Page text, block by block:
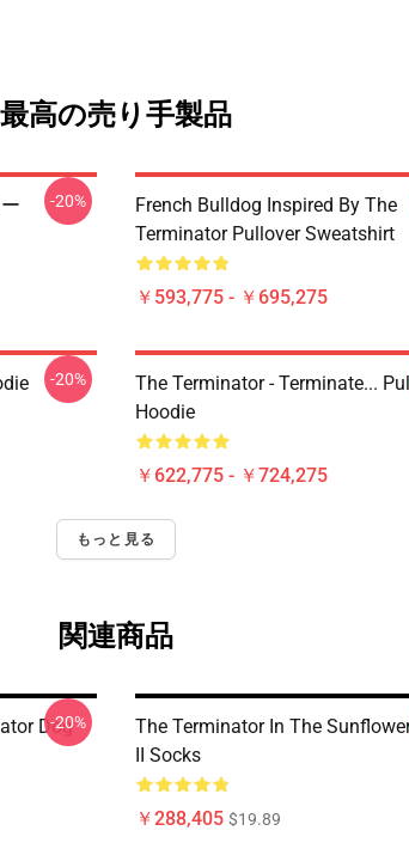
最高の売り手製品
-20%
French Bulldog Inspired By The
Terminator Pullover Sweatshirt
￥593,775 - ￥695,275
-20%
The Terminator - Terminate...
Hoodie
￥622,775 - ￥724,275
もっと見る
関連商品
Dog
-20%
The Terminator In The
II Socks
￥288,405 $19.89